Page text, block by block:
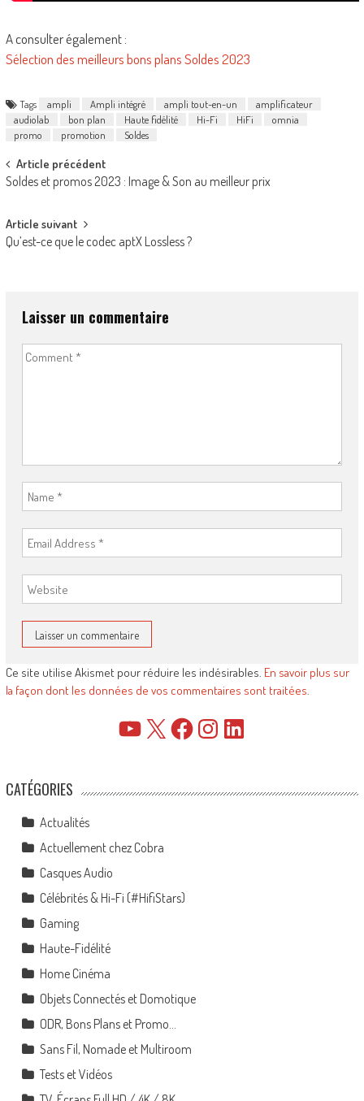
A consulter également :
Sélection des meilleurs bons plans Soldes 2023
Tags ampli Ampli intégré ampli tout-en-un
amplificateur
audiolab
bon plan Haute fidélité Hi-Fi HiFi
omnia
promo
promotion Soldes
Post
navigation
Article précédent
Soldes et promos 2023 : Image & Son au meilleur prix
Article suivant
Qu’est-ce que le codec aptX Lossless ?
Laisser un commentaire
Ce site utilise Akismet pour réduire les indésirables. En savoir plus sur
la façon dont les données de vos commentaires sont traitées.
YouTube FacebookInstagramLinkedIn
CATÉGORIES
Actualités
Actuellement chez Cobra
Casques Audio
Célébrités & Hi-Fi (#HifiStars)
Gaming
Haute-Fidélité
Home Cinéma
Objets Connectés et Domotique
ODR, Bons Plans et Promo…
Sans Fil, Nomade et Multiroom
Tests et Vidéos